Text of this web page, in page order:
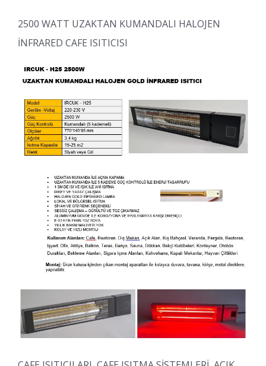
2500 WATT UZAKTAN KUMANDALI HALOJEN
İNFRARED CAFE ISITICISI